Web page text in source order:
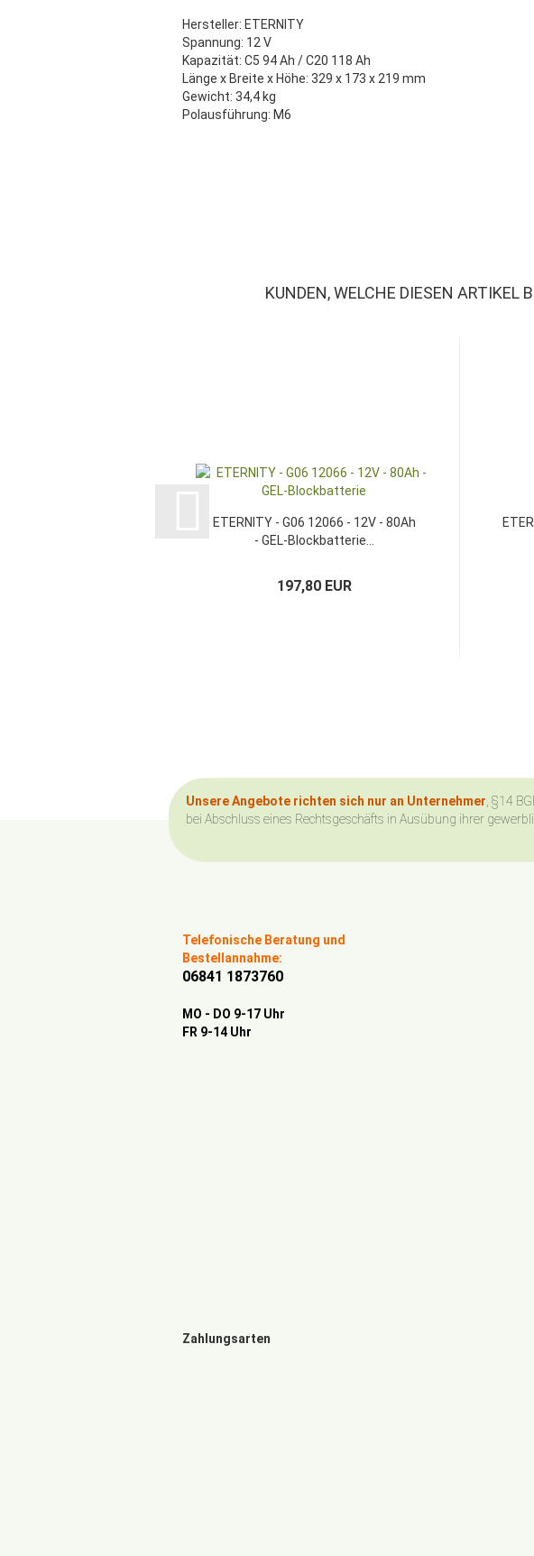
Hersteller: ETERNITY
Spannung: 12 V
Kapazität: C5 94 Ah / C20 118 Ah
Länge x Breite x Höhe: 329 x 173 x 219 mm
Gewicht: 34,4 kg
Polausführung: M6
KUNDEN, WELCHE DIESEN ARTIKEL
ETERNITY - G06 12066 - 12V - 80Ah
- GEL-Blockbatterie...
197,80 EUR
Unsere Angebote richten sich nur an Unternehmer , §14
bei Abschluss eines Rechtsgeschäfts in Ausübung ihrer
Telefonische Beratung und
Bestellannahme:
06841 1873760
MO - DO 9-17 Uhr
FR 9-14 Uhr
Zahlungsarten